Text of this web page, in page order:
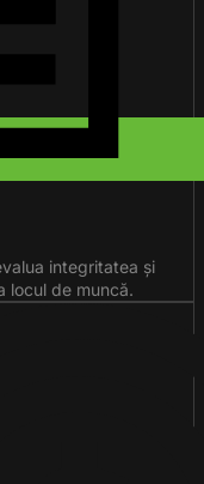
integritatea și
locul de muncă.